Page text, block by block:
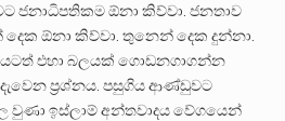
ජනාධිපතිකම ඕනා කිව්වා. ජනතාව
ඕනා කිව්වා. තුනෙන් දෙක දුන්නා.
එහා බලයක් ගොඩනගාගන්න
ප්‍රශ්නය. පසුගිය ආණ්ඩුවට
වුණා ඉස්ලාම් අන්තවාදය වේගයෙන්